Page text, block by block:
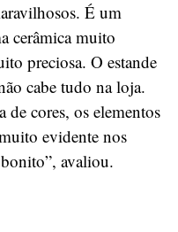
É um
cerâmica muito
preciosa. O estande
cabe tudo na loja.
de cores, os elementos
evidente nos
avaliou.